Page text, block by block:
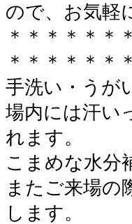
ので、お気軽
＊＊＊＊＊＊
＊＊＊＊＊＊
手洗い・うが
場内には汗い
れます。
こまめな水分
またご来場の
します。